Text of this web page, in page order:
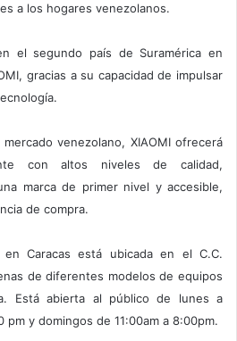
a los hogares venezolanos.
el segundo país de Suramérica en
gracias a su capacidad de impulsar
venezolano, XIAOMI ofrecerá
con altos niveles de calidad,
marca de primer nivel y accesible,
de compra.
en Caracas está ubicada en el C.C.
de diferentes modelos de equipos
Está abierta al público de lunes a
pm y domingos de 11:00am a 8:00pm.